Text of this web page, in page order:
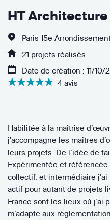
HT Architecture
Paris 15e
21 projets réalisés
Date de création : 11/10/
4 avis
Habilitée à la maîtrise
j’accompagne les maîtres
leurs projets. De l’idée de
Expérimentée et
collectif, et intermédiaire
actif pour autant de projets
France sont les lieux où j’ai
m’adapte aux